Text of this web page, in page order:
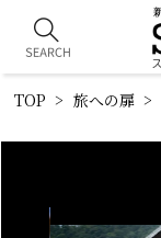
TOP 旅への扉